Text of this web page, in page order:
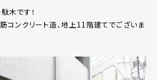
木です！
コンクリート造、地上11階建てでございま